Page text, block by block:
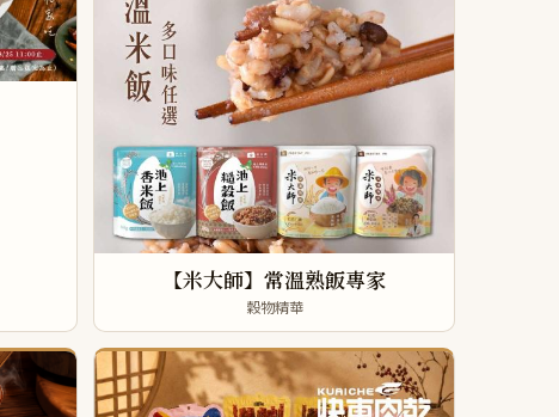
【米大師】常溫熟飯專家
穀物精華